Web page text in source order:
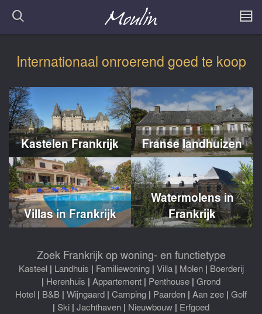
Internationaal onroerend goed te koop
Kastelen Frankrijk Franse landhuizen
Villas in Frankrijk
Watermolens in
Frankrijk
Zoek Frankrijk op woning- en functietype
Kasteel| Landhuis | Familiewoning| Villa| Molen| Boerderij
| Herenhuis | Appartement | Penthouse | Grond
Hotel | B&B | Wijngaard | Camping | Paarden | Aan zee | Golf
| Ski | Jachthaven | Nieuwbouw | Erfgoed